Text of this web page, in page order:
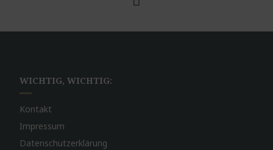
WICHTIG, WICHTIG:
Kontakt
Impressum
Datenschutzerklärung